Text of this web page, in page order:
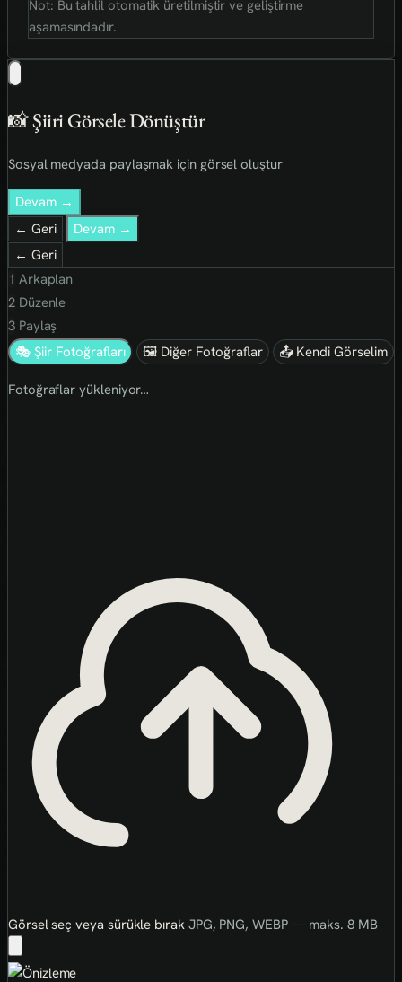
Not: Bu tahlil otomatik üretilmiştir ve geliştirme
aşamasındadır.
📸 Şiiri Görsele Dönüştür
Sosyal medyada paylaşmak için görsel oluştur
Devam →
← Geri
Devam →
← Geri
1 Arkaplan
2Düzenle
3Paylaş
🎭 Şiir Fotoğrafları
🖼 Diğer Fotoğraflar 📤 Kendi Görselim
Fotoğraflar yükleniyor…
Görsel seç veya sürükle bırak JPG, PNG, WEBP — maks. 8 MB